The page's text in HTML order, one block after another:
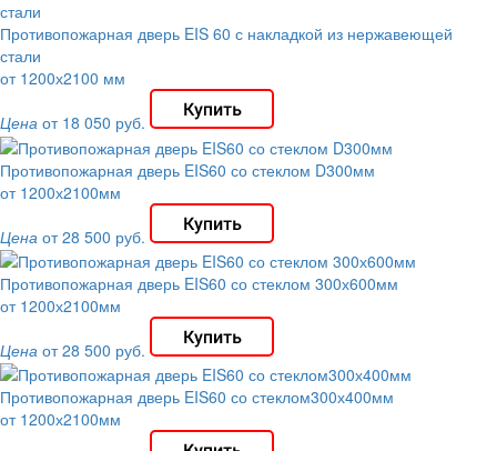
Противопожарная дверь EIS 60 с накладкой из нержавеющей
стали
от 1200х2100 мм
Цена от 18 050 руб.
Противопожарная дверь EIS60 со стеклом D300мм
от 1200х2100мм
Цена от 28 500 руб.
Противопожарная дверь EIS60 со стеклом 300х600мм
от 1200х2100мм
Цена от 28 500 руб.
Противопожарная дверь EIS60 со стеклом300х400мм
от 1200х2100мм